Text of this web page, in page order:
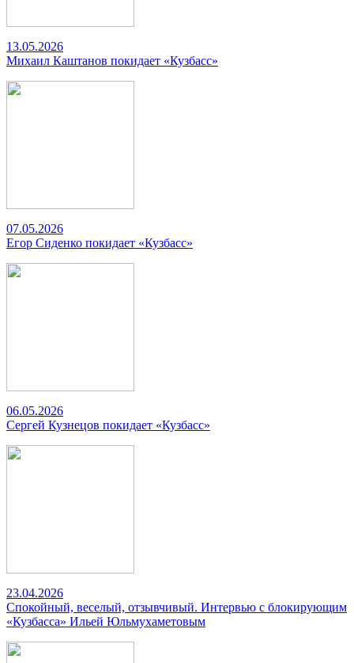
13.05.2026
Михаил Каштанов покидает «Кузбасс»
07.05.2026
Егор Сиденко покидает «Кузбасс»
06.05.2026
Сергей Кузнецов покидает «Кузбасс»
23.04.2026
Спокойный, веселый, отзывчивый. Интервью с блокирующим
«Кузбасса» Ильей Юльмухаметовым